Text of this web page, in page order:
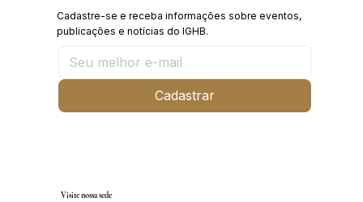
Cadastre-se e receba informações sobre eventos,
publicações e notícias do IGHB.
Cadastrar
Visite nossa sede